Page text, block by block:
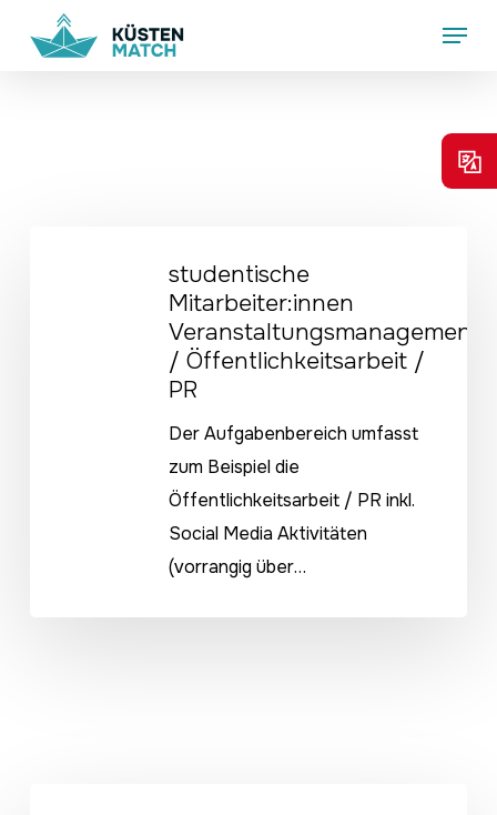
Menu
Veranstaltungsmanagement
Öffentlichkeitsarbeit
studentische
Mitarbeiter:innen
Veranstaltungsmanagement
/ Öffentlichkeitsarbeit /
PR
Der Aufgabenbereich umfasst
zum Beispiel die
Öffentlichkeitsarbeit / PR inkl.
Social Media Aktivitäten
(vorrangig über…